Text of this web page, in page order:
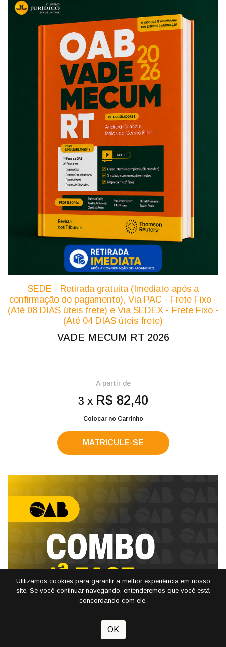
SEDE - Retirada gratuita (Imediato após a
confirmação do pagamento), Via PAC - Frete Fixo -
(Até 08 DIAS úteis frete) e Via SEDEX - Frete Fixo -
(Até 04 DIAS úteis frete)
VADE MECUM RT 2026
A partir de
3 x R$ 82,40
Colocar no Carrinho
MATRICULE-SE
Utilizamos cookies para garantir a melhor experiência em nosso
site. Se você continuar navegando, entenderemos que você está
concordando com ele.
OK